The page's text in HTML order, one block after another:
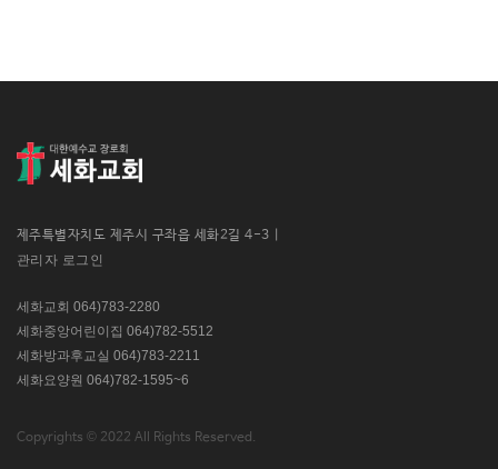
제주특별자치도 제주시 구좌읍 세화2길 4-3 |
관리자 로그인
세화교회 064)783-2280
세화중앙어린이집 064)782-5512
세화방과후교실 064)783-2211
세화요양원 064)782-1595~6
Copyrights © 2022 All Rights Reserved.